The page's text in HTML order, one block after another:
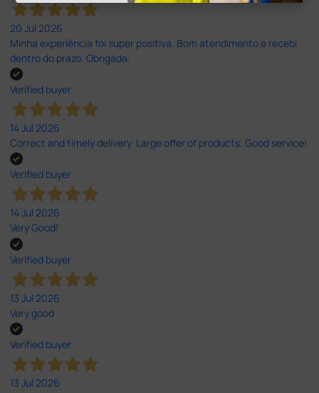
20 Jul 2026
Minha experiência foi super positiva. Bom atendimento e recebi
dentro do prazo. Obrigada.
Verified buyer
14 Jul 2026
Correct and timely delivery. Large offer of products. Good service!
Verified buyer
14 Jul 2026
Very Good!
Verified buyer
13 Jul 2026
Very good
Verified buyer
13 Jul 2026